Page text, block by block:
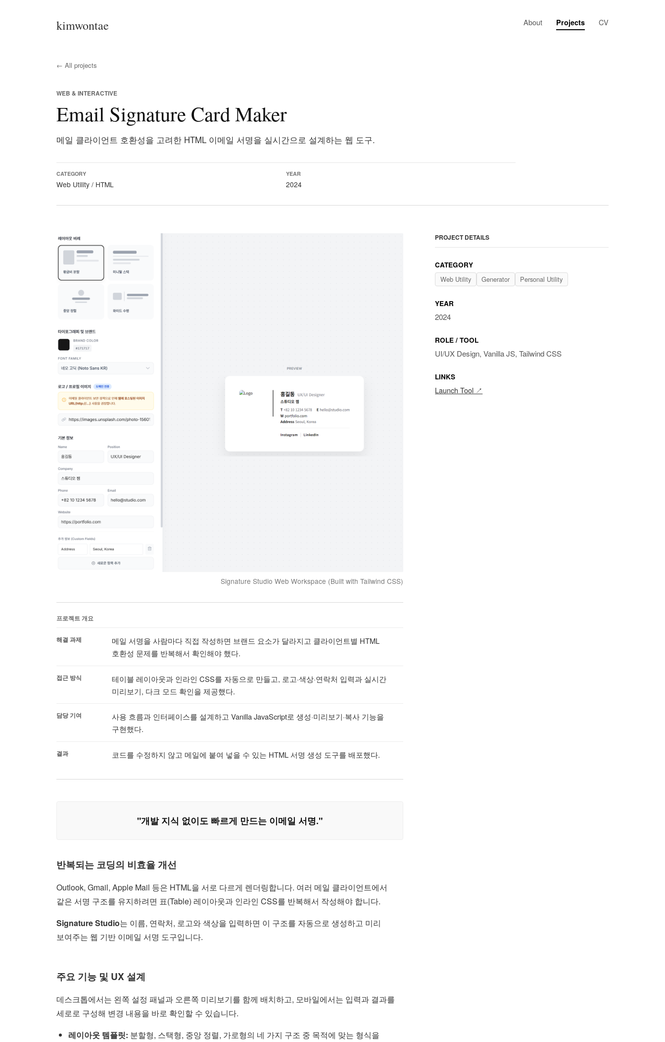
kimwontae About Projects CV
← All projects
WEB & INTERACTIVE
Email Signature Card Maker
메일 클라이언트 호환성을 고려한 HTML 이메일 서명을 실시간으로 설계하는 웹 도구.
CATEGORY
Web Utility / HTML
YEAR
2024
Signature Studio Web Workspace (Built with Tailwind CSS)
프로젝트 개요
해결 과제
메일 서명을 사람마다 직접 작성하면 브랜드 요소가 달라지고 클라이언트별 HTML
호환성 문제를 반복해서 확인해야 했다.
접근 방식
테이블 레이아웃과 인라인 CSS를 자동으로 만들고, 로고·색상·연락처 입력과 실시간
미리보기, 다크 모드 확인을 제공했다.
담당 기여
사용 흐름과 인터페이스를 설계하고 Vanilla JavaScript로 생성·미리보기·복사 기능을
구현했다.
결과 코드를 수정하지 않고 메일에 붙여 넣을 수 있는 HTML 서명 생성 도구를 배포했다.
"개발 지식 없이도 빠르게 만드는 이메일 서명."
반복되는 코딩의 비효율 개선
Outlook, Gmail, Apple Mail 등은 HTML을 서로 다르게 렌더링합니다. 여러 메일 클라이언트에서
같은 서명 구조를 유지하려면 표(Table) 레이아웃과 인라인 CSS를 반복해서 작성해야 합니다.
Signature Studio는 이름, 연락처, 로고와 색상을 입력하면 이 구조를 자동으로 생성하고 미리
보여주는 웹 기반 이메일 서명 도구입니다.
주요 기능 및 UX 설계
데스크톱에서는 왼쪽 설정 패널과 오른쪽 미리보기를 함께 배치하고, 모바일에서는 입력과 결과를
세로로 구성해 변경 내용을 바로 확인할 수 있습니다.
레이아웃 템플릿: 분할형, 스택형, 중앙 정렬, 가로형의 네 가지 구조 중 목적에 맞는 형식을
PROJECT DETAILS
CATEGORY
Web Utility
Generator Personal Utility
YEAR
2024
ROLE / TOOL
UI/UX Design, Vanilla JS, Tailwind CSS
LINKS
Launch Tool ↗